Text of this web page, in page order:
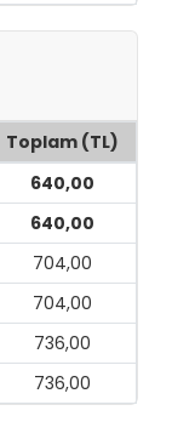
Toplam (TL)
640,00
640,00
704,00
704,00
736,00
736,00